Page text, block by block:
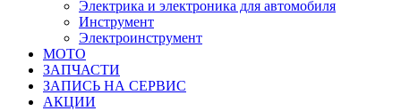
Электрика и электроника для автомобиля
Инструмент
Электроинструмент
МОТО
ЗАПЧАСТИ
ЗАПИСЬ НА СЕРВИС
АКЦИИ